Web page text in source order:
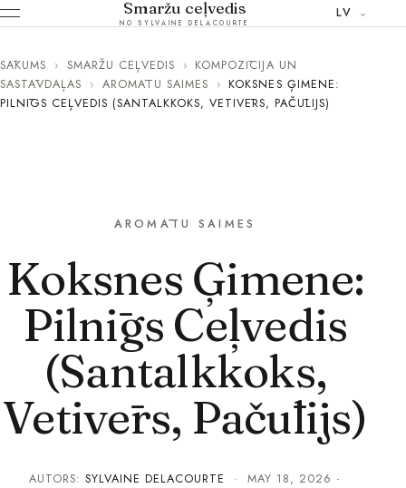
Smaržu ceļvedis
NO SYLVAINE DELACOURTE
LV
SĀKUMS › SMARŽU CEĻVEDIS › KOMPOZĪCIJA UN
SASTĀVDAĻAS
› AROMĀTU SAIMES › KOKSNES ĢIMENE:
PILNĪGS CEĻVEDIS (SANTALKKOKS, VETIVĒRS, PAČŪLIJS)
AROMĀTU SAIMES
Koksnes Ģimene:
Pilnīgs Ceļvedis
(Santalkkoks,
Vetivērs, Pačūlijs)
AUTORS: SYLVAINE DELACOURTE ·MAY 18, 2026 ·